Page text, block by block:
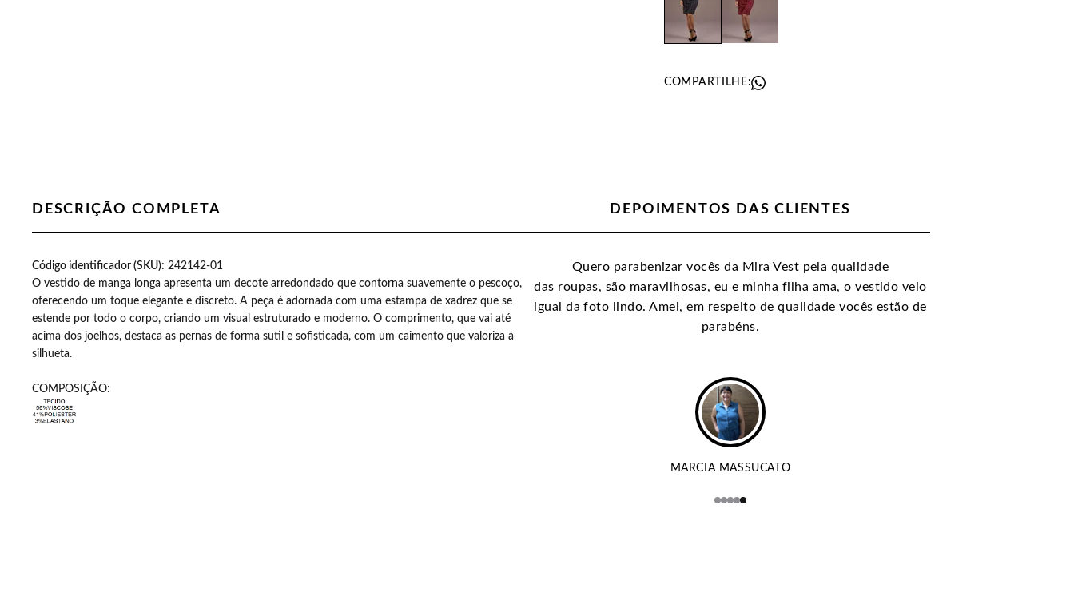
COMPARTILHE:
DESCRIÇÃO COMPLETA
Código identificador (SKU): 242142-01
O vestido de manga longa apresenta um decote arredondado que contorna suavemente o pescoço,
oferecendo um toque elegante e discreto. A peça é adornada com uma estampa de xadrez que se
estende por todo o corpo, criando um visual estruturado e moderno. O comprimento, que vai até
acima dos joelhos, destaca as pernas de forma sutil e sofisticada, com um caimento que valoriza a
silhueta.
COMPOSIÇÃO:
DEPOIMENTOS DAS CLIENTES
aumentou a minha
quando abro a
Recebi minhas camisetas simplesmente maravilhosas amei o mimo
também. Gratidão pelo carinho :)
Quero parabenizar vocês da Mira Vest pela qualidade
das roupas, são maravilhosas, eu e minha filha ama, o vestido veio
igual da foto lindo. Amei, em respeito de qualidade vocês estão de
parabéns.
MARCIA MASSUCATO